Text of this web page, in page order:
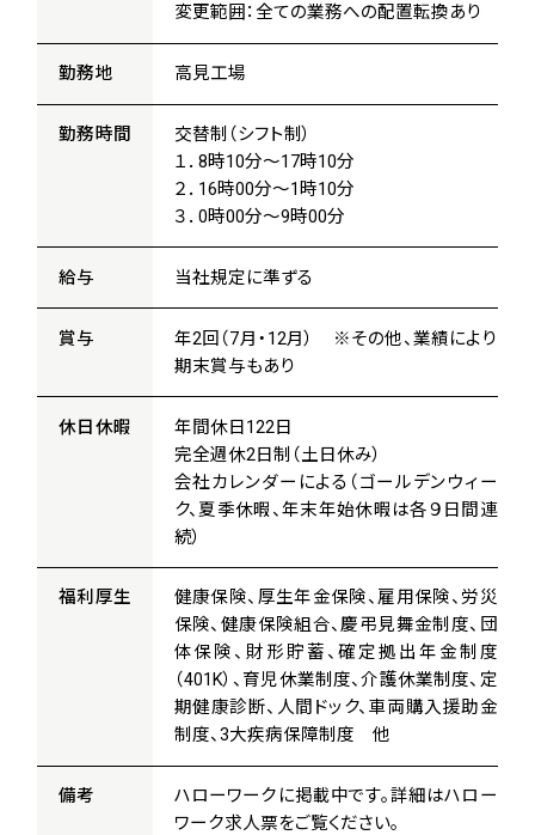
変更範囲：全ての業務への配置転換あり
勤務地 高見工場
勤務時間
交替制（シフト制）
１．8時10分～17時10分
２．16時00分～1時10分
３．0時00分～9時00分
給与 当社規定に準ずる
賞与
年2回（7月・12月） ※その他、業績により
期末賞与もあり
休日休暇
年間休日122日
完全週休2日制（土日休み）
会社カレンダーによる（ゴールデンウィー
ク、夏季休暇、年末年始休暇は各９日間連
続）
福利厚生
健康保険、厚生年金保険、雇用保険、労災
保険、健康保険組合、慶弔見舞金制度、団
体保険、財形貯蓄、確定拠出年金制度
（401K）、育児休業制度、介護休業制度、定
期健康診断、人間ドック、車両購入援助金
制度、3大疾病保障制度 他
備考
ハローワークに掲載中です。詳細はハロー
ワーク求人票をご覧ください。